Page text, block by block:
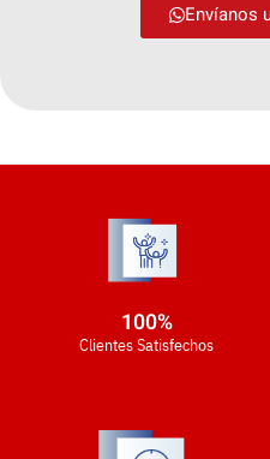
Envíanos
Clientes Satisfechos
100%